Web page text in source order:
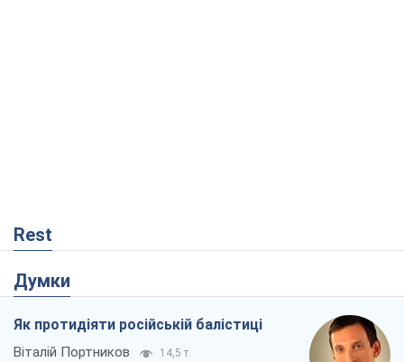
Rest
Думки
Як протидіяти російській балістиці
Віталій Портников 14,5 т.